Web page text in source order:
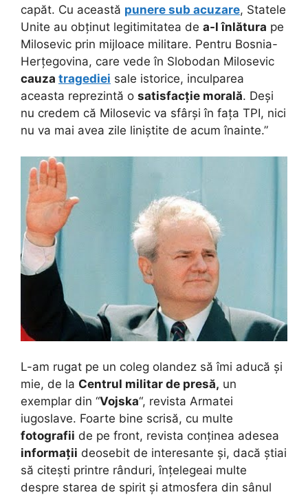
capăt. Cu această punere sub acuzare, Statele
Unite au obținut legitimitatea de a-l înlătura pe
Milosevic prin mijloace militare. Pentru Bosnia-
Herțegovina, care vede în Slobodan Milosevic
cauza tragediei sale istorice, inculparea
aceasta reprezintă o satisfacție morală. Deși
nu credem că Milosevic va sfârși în fața TPI, nici
nu va mai avea zile liniștite de acum înainte.”
L-am rugat pe un coleg olandez să îmi aducă și
mie, de la Centrul militar de presă, un
exemplar din “Vojska“, revista Armatei
iugoslave. Foarte bine scrisă, cu multe
fotografii de pe front, revista conținea adesea
informații deosebit de interesante și, dacă știai
să citești printre rânduri, înțelegeai multe
despre starea de spirit și atmosfera din sânul